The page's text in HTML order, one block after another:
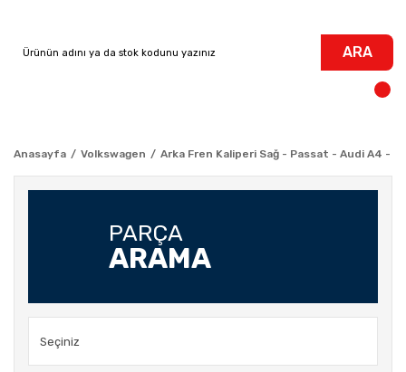
ARA
Anasayfa Volkswagen Arka Fren Kaliperi Sağ - Passat - Audi A4 -
PARÇA
ARAMA